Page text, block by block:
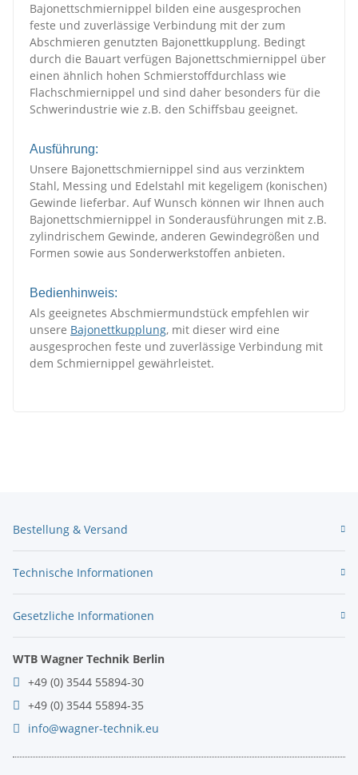
Bajonettschmiernippel bilden eine ausgesprochen
feste und zuverlässige Verbindung mit der zum
Abschmieren genutzten Bajonettkupplung. Bedingt
durch die Bauart verfügen Bajonettschmiernippel über
einen ähnlich hohen Schmierstoffdurchlass wie
Flachschmiernippel und sind daher besonders für die
Schwerindustrie wie z.B. den Schiffsbau geeignet.
Ausführung:
Unsere Bajonettschmiernippel sind aus verzinktem
Stahl, Messing und Edelstahl mit kegeligem (konischen)
Gewinde lieferbar. Auf Wunsch können wir Ihnen auch
Bajonettschmiernippel in Sonderausführungen mit z.B.
zylindrischem Gewinde, anderen Gewindegrößen und
Formen sowie aus Sonderwerkstoffen anbieten.
Bedienhinweis:
Als geeignetes Abschmiermundstück empfehlen wir
unsere Bajonettkupplung, mit dieser wird eine
ausgesprochen feste und zuverlässige Verbindung mit
dem Schmiernippel gewährleistet.
Bestellung & Versand
Technische Informationen
Gesetzliche Informationen
WTB Wagner Technik Berlin
+49 (0) 3544 55894-30
+49 (0) 3544 55894-35
info@wagner-technik.eu